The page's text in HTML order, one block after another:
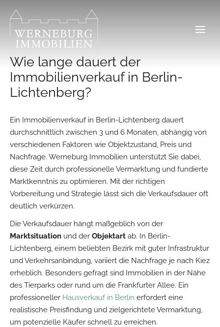
Inhalt
springen
Wie lange dauert der
Immobilienverkauf in Berlin-
Lichtenberg?
Ein Immobilienverkauf in Berlin-Lichtenberg dauert
durchschnittlich zwischen 3 und 6 Monaten, abhängig von
verschiedenen Faktoren wie Objektzustand, Preis und
Nachfrage. Werneburg Immobilien unterstützt Sie dabei,
diese Zeit durch professionelle Vermarktung und fundierte
Marktkenntnis zu optimieren. Mit der richtigen
Vorbereitung und Strategie lässt sich die Verkaufsdauer oft
deutlich verkürzen.
Die Verkaufsdauer hängt maßgeblich von der
Marktsituation und der Objektart ab. In Berlin-
Lichtenberg, einem beliebten Bezirk mit guter Infrastruktur
und Verkehrsanbindung, variiert die Nachfrage je nach Kiez
erheblich. Besonders gefragt sind Immobilien in der Nähe
des Tierparks oder rund um die Frankfurter Allee. Ein
professioneller Hausverkauf in Berlin erfordert eine
realistische Preisfindung und zielgerichtete Vermarktung,
um potenzielle Käufer schnell zu erreichen.